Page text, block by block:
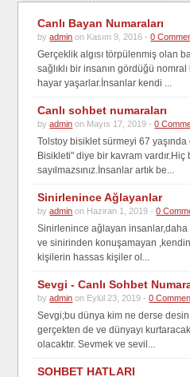
Canlı Bayan Numaraları
byadmin on Kasım 9, 2016 -0
Gerçeklik algısı törpülenmiş olan
sağlıklı bir insanın gördüğü
hayar yaşarlar.İnsanlar kendi ...
Canlı sohbet numaraları
byadmin on Mayıs 17, 2019 -0
Tolstoy bisiklet sürmeyi 67
Bisikleti" diye bir kavram vardır.Hiç
sayılmazsınız.İnsanlar artık be...
Sinirlenince Ağlayanlar
byadmin on Haziran 1, 2019 -0
Sinirlenince ağlayan
ve sinirinden konuşamayan
kişilerin hassas kişiler ol...
Sevgi - Canlı Sohbet
byadmin on Eylül 23, 2019 -0
Sevgi;bu dünya kim ne derse
gerçekten de ve dünyayı
olacaktır. Sevmek ve sevil...
SOHBET HATLARI